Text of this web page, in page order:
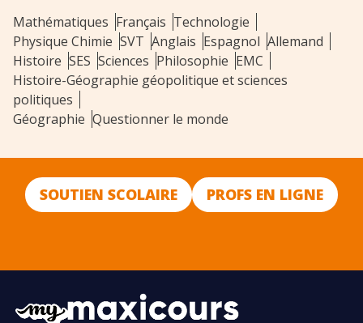
Mathématiques Français Technologie
Physique Chimie SVT Anglais Espagnol Allemand
Histoire SES Sciences Philosophie EMC
Histoire-Géographie géopolitique et sciences
politiques
Géographie Questionner le monde
SOUTIEN SCOLAIRE PROFS EN LIGNE